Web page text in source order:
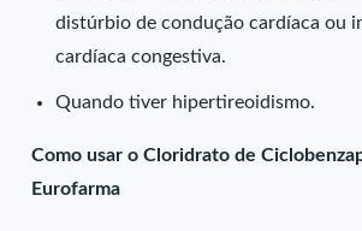
distúrbio de condução cardíaca ou
cardíaca congestiva.
Quando tiver hipertireoidismo.
Como usar o Cloridrato de
Eurofarma